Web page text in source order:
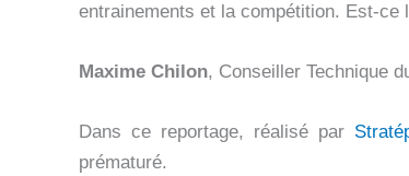
entrainements et la compétition. Est-
Maxime Chilon, Conseiller Technique
Dans ce reportage, réalisé par
prématuré.